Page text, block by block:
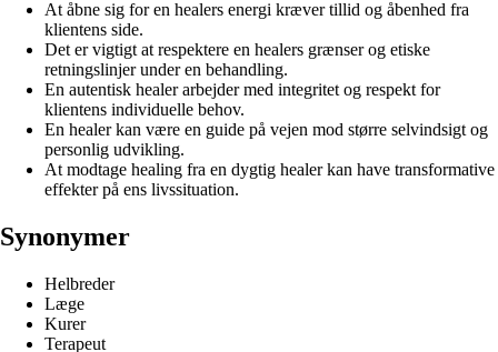
At åbne sig for en healers energi kræver tillid og åbenhed fra
klientens side.
Det er vigtigt at respektere en healers grænser og etiske
retningslinjer under en behandling.
En autentisk healer arbejder med integritet og respekt for
klientens individuelle behov.
En healer kan være en guide på vejen mod større selvindsigt og
personlig udvikling.
At modtage healing fra en dygtig healer kan have transformative
effekter på ens livssituation.
Synonymer
Helbreder
Læge
Kurer
Terapeut